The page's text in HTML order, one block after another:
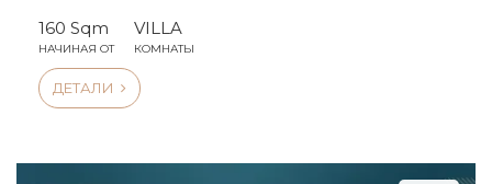
160 Sqm
НАЧИНАЯ ОТ
VILLA
КОМНАТЫ
ДЕТАЛИ